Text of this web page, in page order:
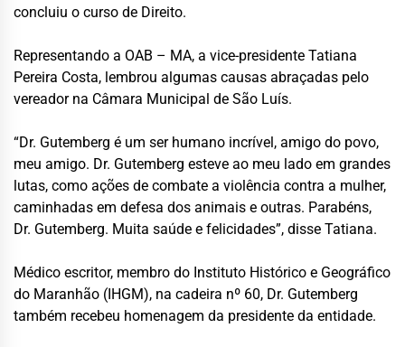
concluiu o curso de Direito.
Representando a OAB – MA, a vice-presidente Tatiana
Pereira Costa, lembrou algumas causas abraçadas pelo
vereador na Câmara Municipal de São Luís.
“Dr. Gutemberg é um ser humano incrível, amigo do povo,
meu amigo. Dr. Gutemberg esteve ao meu lado em grandes
lutas, como ações de combate a violência contra a mulher,
caminhadas em defesa dos animais e outras. Parabéns,
Dr. Gutemberg. Muita saúde e felicidades”, disse Tatiana.
Médico escritor, membro do Instituto Histórico e Geográfico
do Maranhão (IHGM), na cadeira nº 60, Dr. Gutemberg
também recebeu homenagem da presidente da entidade.